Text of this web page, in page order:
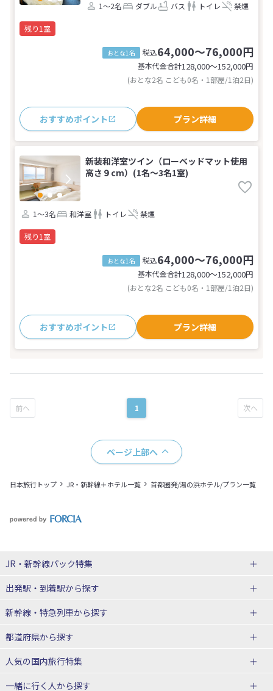
1～2名 ダブル バス トイレ 禁煙
残り1室
おとな1名 税込64,000～76,000円
基本代金合計128,000〜152,000円
(おとな2名 こども0名・1部屋/1泊2日)
おすすめポイント プラン詳細
新装和洋室ツイン（ローベッドマット使用
高さ９cm）(1名～3名1室)
1～3名 和洋室 トイレ 禁煙
残り1室
おとな1名 税込64,000～76,000円
基本代金合計128,000〜152,000円
(おとな2名 こども0名・1部屋/1泊2日)
おすすめポイント プラン詳細
1
ページ上部へ
日本旅行トップ JR・新幹線＋ホテル一覧 首都圏発/湯の浜ホテル/プラン一覧
JR・新幹線パック特集
JR・新幹線＋ホテルパック
出張パック
出発駅・到着駅から探す
秋田⇔東京 新幹線パック
仙台→東京 新幹線パック
富山⇔東京 新幹線パック
東京→仙台 新幹線パック
新幹線・特急列車から探す
北海道新幹線 旅行
山形新幹線 旅行
東海道新幹線 旅行
都道府県から探す
北海道旅行・ツアー
人気の国内旅行特集
東京ディズニーリゾート®への旅 ユニバーサル・スタジオ・ジャパ
一緒に行く人から探す